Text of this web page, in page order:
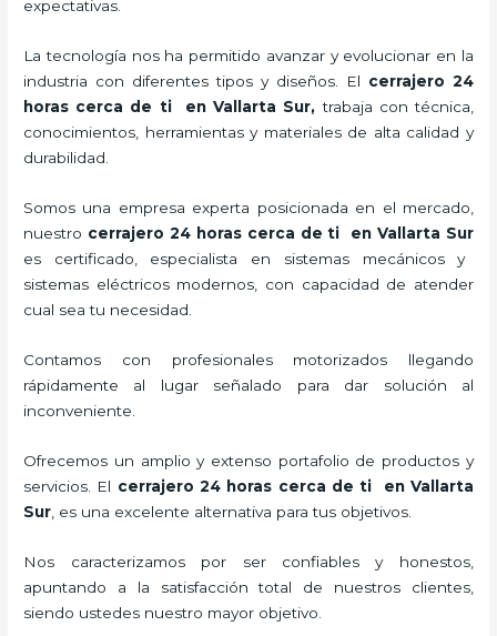
expectativas.
La tecnología nos ha permitido avanzar y evolucionar en la
industria con diferentes tipos y diseños. El cerrajero 24
horas cerca de ti en Vallarta Sur,trabaja con técnica,
conocimientos, herramientas y materiales de alta calidad y
durabilidad.
Somos una empresa experta posicionada en el mercado,
nuestro cerrajero 24 horas cerca de ti en Vallarta Sur
es certificado, especialista en sistemas mecánicos y
sistemas eléctricos modernos, con capacidad de atender
cual sea tu necesidad.
Contamos con profesionales motorizados llegando
rápidamente al lugar señalado para dar solución al
inconveniente.
Ofrecemos un amplio y extenso portafolio de productos y
servicios. El cerrajero 24 horas cerca de ti en Vallarta
Sur , es una excelente alternativa para tus objetivos.
Nos caracterizamos por ser confiables y honestos,
apuntando a la satisfacción total de nuestros clientes,
siendo ustedes nuestro mayor objetivo.